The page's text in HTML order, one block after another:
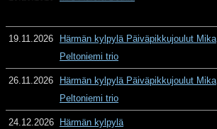
19.11.2026
Härmän kylpylä Päiväpikkujoulut Mika
Peltoniemi trio
26.11.2026
Härmän kylpylä Päiväpikkujoulut Mika
Peltoniemi trio
24.12.2026 Härmän kylpylä